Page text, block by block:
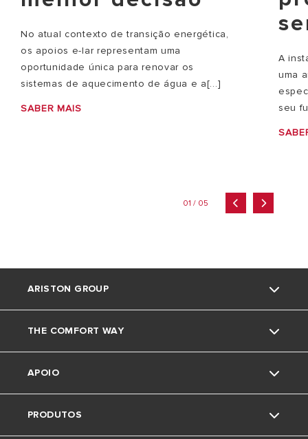
No atual contexto de transição energética,
os apoios e-lar representam uma
oportunidade única para renovar os
sistemas de aquecimento de água e a[...]
SABER MAIS
A
uma
seu
01 / 05
ARISTON GROUP
Marca Ariston
O grupo
Trabalha connosco
THE COMFORT WAY
Truques e dicas
News
APOIO
Contactos
PRODUTOS